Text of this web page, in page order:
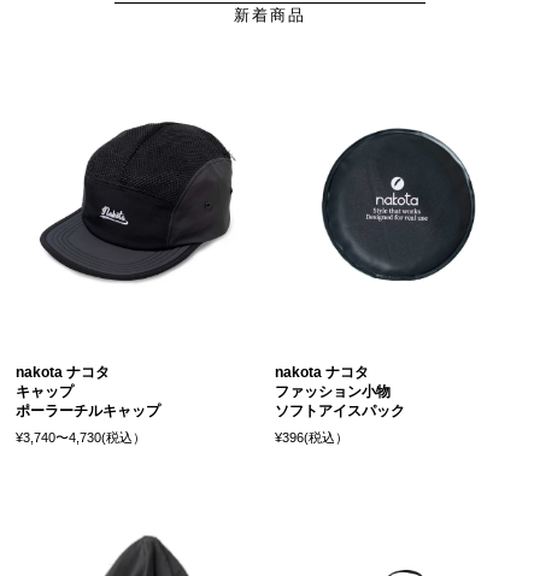
新着商品
nakota ナコタ
キャップ
ポーラーチルキャップ
¥3,740〜4,730(税込）
nakota ナコタ
ファッション小物
ソフトアイスパック
¥396(税込）